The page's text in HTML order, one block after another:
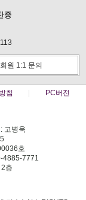
중
원 1:1 문의
침 PC버전
고병욱
호
4885-7771
층